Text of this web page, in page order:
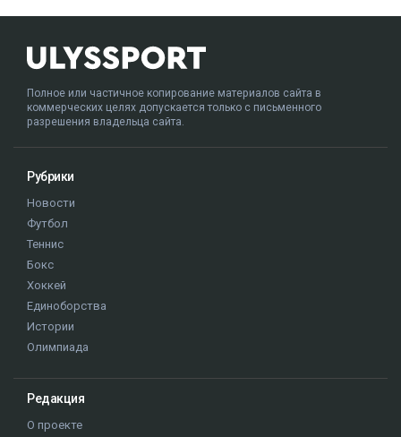
Полное или частичное копирование материалов сайта в
коммерческих целях допускается только с письменного
разрешения владельца сайта.
Рубрики
Новости
Футбол
Теннис
Бокс
Хоккей
Единоборства
Истории
Олимпиада
Редакция
О проекте